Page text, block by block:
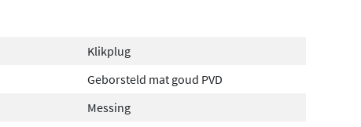
Klikplug
Geborsteld mat goud PVD
Messing